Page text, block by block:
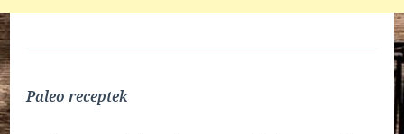
Paleo receptek